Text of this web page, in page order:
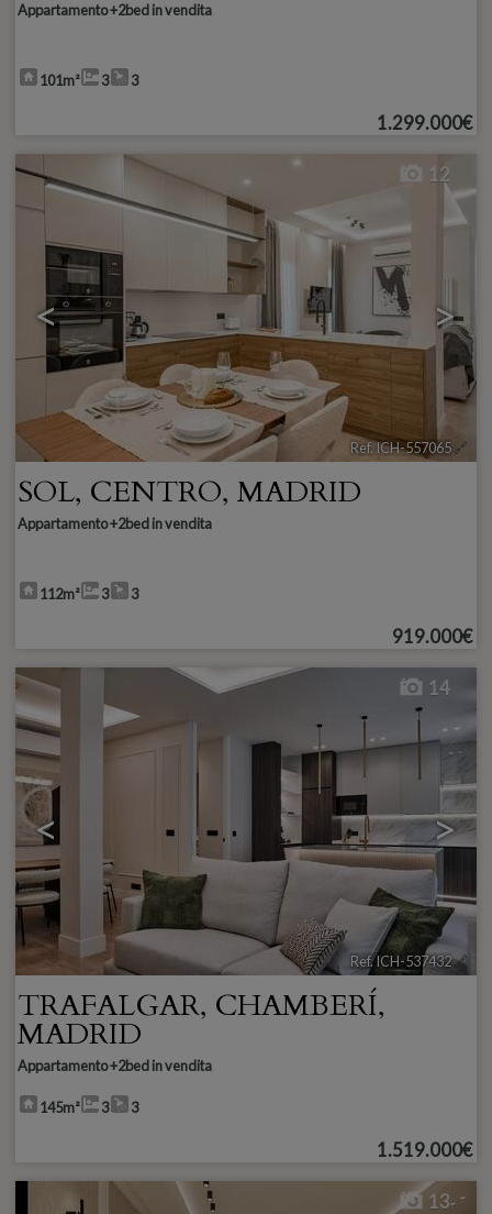
Appartamento +2bed in vendita
101m² 3 3
1.299.000€
< >
12
Ref. ICH-557065🔗
SOL, CENTRO, MADRID
Appartamento +2bed in vendita
112m² 3 3
919.000€
< >
14
Ref. ICH-537432🔗
TRAFALGAR, CHAMBERÍ,
MADRID
Appartamento +2bed in vendita
145m² 3 3
1.519.000€
13